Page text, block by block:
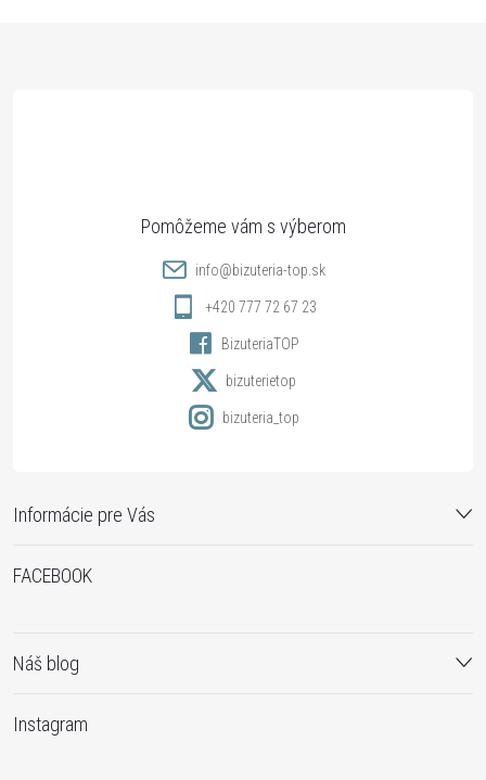
Informácie pre Vás
info@bizuteria-top.sk
+420 777 72 67 23
BizuteriaTOP
bizuterietop
bizuteria_top
FACEBOOK
Náš blog
Instagram